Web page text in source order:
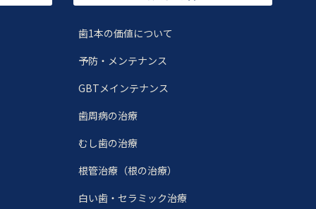
歯1本の価値について
予防・メンテナンス
GBTメインテナンス
歯周病の治療
むし歯の治療
根管治療（根の治療）
白い歯・セラミック治療